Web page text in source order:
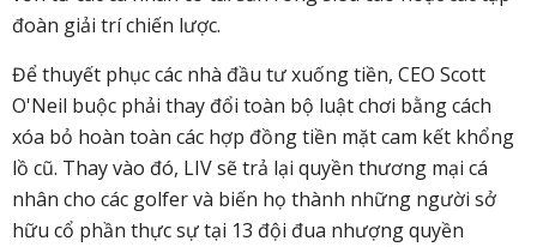
đoàn giải trí chiến lược.
Để thuyết phục các nhà đầu tư xuống tiền, CEO Scott
O'Neil buộc phải thay đổi toàn bộ luật chơi bằng cách
xóa bỏ hoàn toàn các hợp đồng tiền mặt cam kết khổng
lồ cũ. Thay vào đó, LIV sẽ trả lại quyền thương mại cá
nhân cho các golfer và biến họ thành những người sở
hữu cổ phần thực sự tại 13 đội đua nhượng quyền